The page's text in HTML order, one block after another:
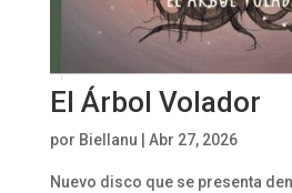
El Árbol Volador
por Biellanu Abr 27, 2026
Nuevo disco que se presenta